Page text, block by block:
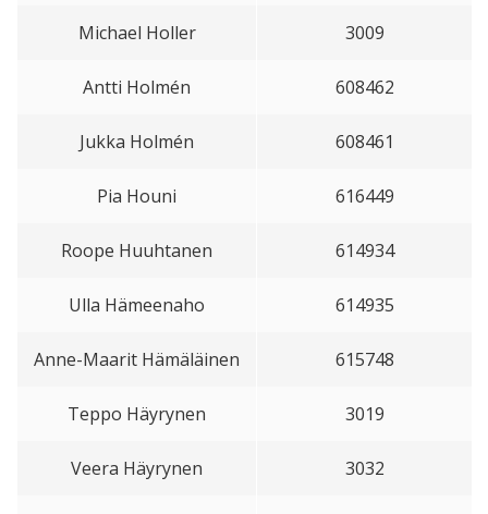
Michael Holler 3009
Antti Holmén 608462
Jukka Holmén 608461
Pia Houni 616449
Roope Huuhtanen 614934
Ulla Hämeenaho 614935
Anne-Maarit Hämäläinen 615748
Teppo Häyrynen 3019
Veera Häyrynen 3032